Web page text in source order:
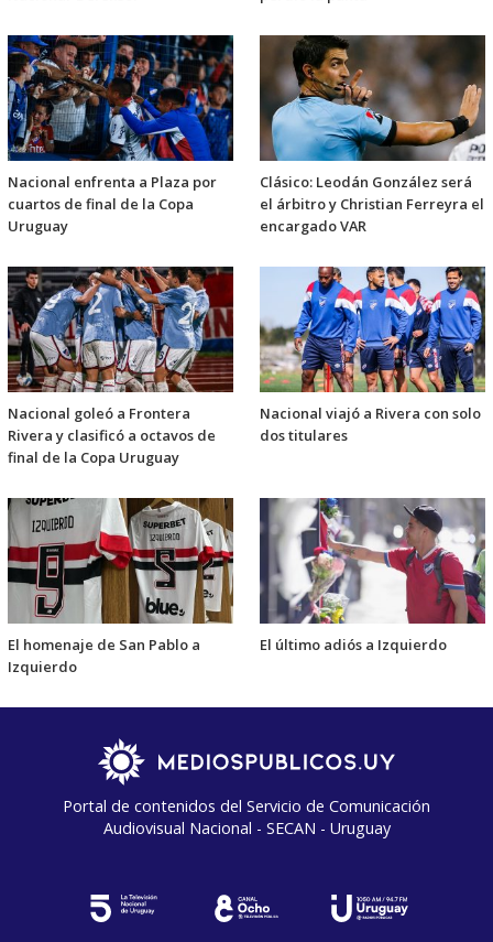
Nacional enfrenta a Plaza por
cuartos de final de la Copa
Uruguay
Clásico: Leodán González será
el árbitro y Christian Ferreyra el
encargado VAR
Nacional goleó a Frontera
Rivera y clasificó a octavos de
final de la Copa Uruguay
Nacional viajó a Rivera con solo
dos titulares
El homenaje de San Pablo a
Izquierdo
El último adiós a Izquierdo
Portal de contenidos del Servicio de Comunicación
Audiovisual Nacional - SECAN - Uruguay